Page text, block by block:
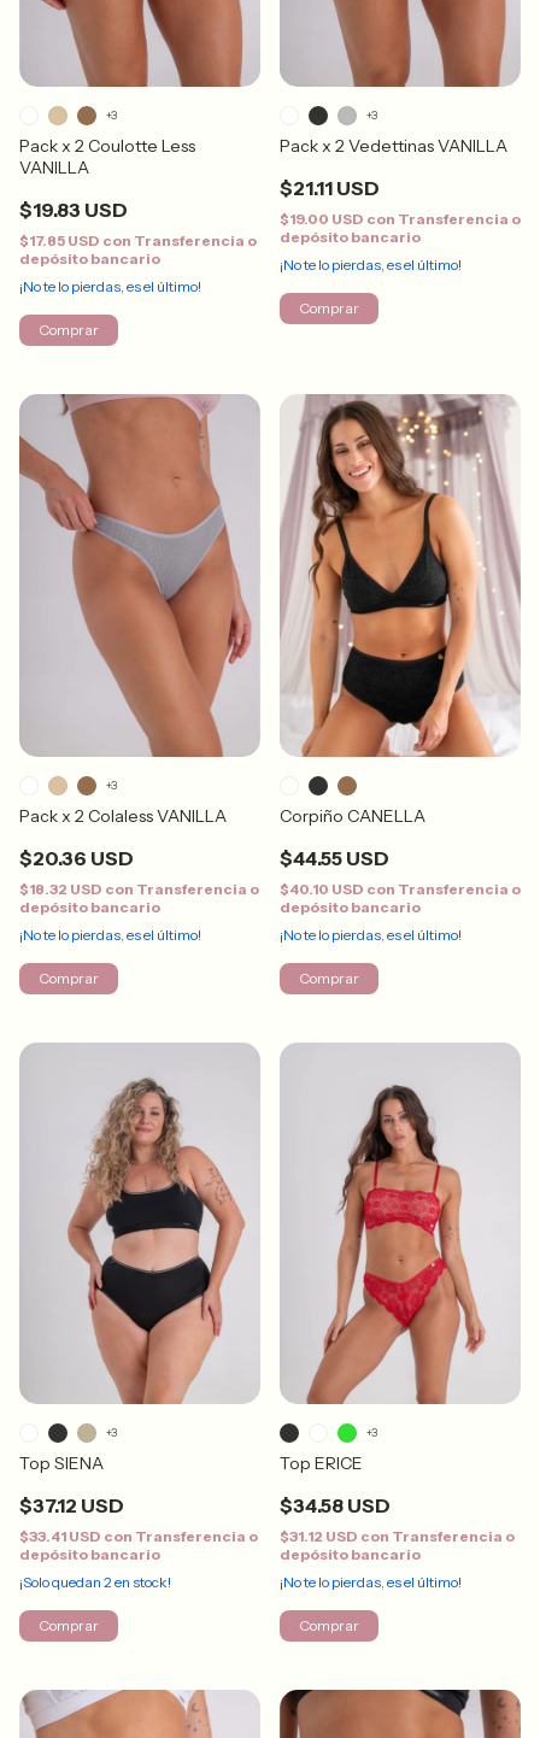
Pack x 2 Coulotte Less
VANILLA
$19.83 USD
$17.85 USD con Transferencia o
depósito bancario
¡No te lo pierdas, es el último!
+3
Comprar
Pack x 2 Vedettinas VANILLA
$21.11 USD
$19.00 USD con Transferencia o
depósito bancario
¡No te lo pierdas, es el último!
+3
Comprar
Pack x 2 Colaless VANILLA
$20.36 USD
$18.32 USD con Transferencia o
depósito bancario
¡No te lo pierdas, es el último!
+3
Comprar
Corpiño CANELLA
$44.55 USD
$40.10 USD con Transferencia o
depósito bancario
¡No te lo pierdas, es el último!
Comprar
Top SIENA
$37.12 USD
$33.41 USD con Transferencia o
depósito bancario
¡Solo quedan 2 en stock!
+3
Comprar
Top ERICE
$34.58 USD
$31.12 USD con Transferencia o
depósito bancario
¡No te lo pierdas, es el último!
+3
Comprar